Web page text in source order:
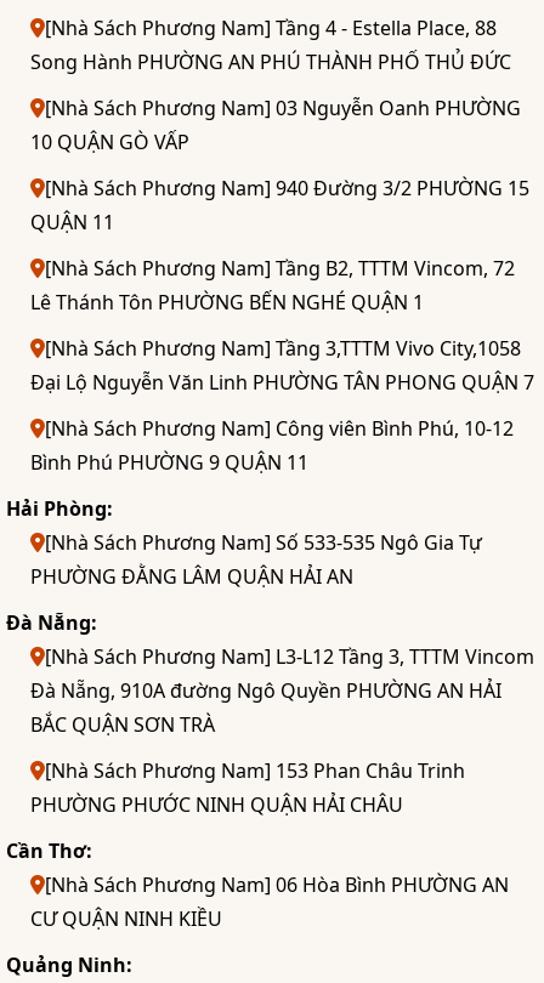
[Nhà Sách Phương Nam] Tầng 4 - Estella Place, 88
Song Hành PHƯỜNG AN PHÚ THÀNH PHỐ THỦ ĐỨC
[Nhà Sách Phương Nam] 03 Nguyễn Oanh PHƯỜNG
10 QUẬN GÒ VẤP
[Nhà Sách Phương Nam] 940 Đường 3/2 PHƯỜNG 15
QUẬN 11
[Nhà Sách Phương Nam] Tầng B2, TTTM Vincom, 72
Lê Thánh Tôn PHƯỜNG BẾN NGHÉ QUẬN 1
[Nhà Sách Phương Nam] Tầng 3,TTTM Vivo City,1058
Đại Lộ Nguyễn Văn Linh PHƯỜNG TÂN PHONG QUẬN 7
[Nhà Sách Phương Nam] Công viên Bình Phú, 10-12
Bình Phú PHƯỜNG 9 QUẬN 11
Hải Phòng:
[Nhà Sách Phương Nam] Số 533-535 Ngô Gia Tự
PHƯỜNG ĐẰNG LÂM QUẬN HẢI AN
Đà Nẵng:
[Nhà Sách Phương Nam] L3-L12 Tầng 3, TTTM Vincom
Đà Nẵng, 910A đường Ngô Quyền PHƯỜNG AN HẢI
BẮC QUẬN SƠN TRÀ
[Nhà Sách Phương Nam] 153 Phan Châu Trinh
PHƯỜNG PHƯỚC NINH QUẬN HẢI CHÂU
Cần Thơ:
[Nhà Sách Phương Nam] 06 Hòa Bình PHƯỜNG AN
CƯ QUẬN NINH KIỀU
Quảng Ninh: